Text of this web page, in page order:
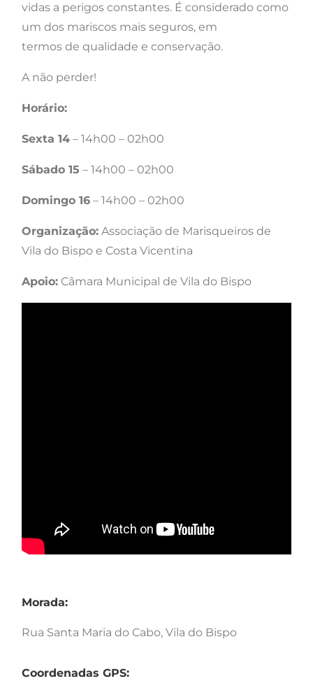
vidas a perigos constantes. É considerado como
um dos mariscos mais seguros, em
termos de qualidade e conservação.
A não perder!
Horário:
Sexta 14 – 14h00 – 02h00
Sábado 15 – 14h00 – 02h00
Domingo 16 – 14h00 – 02h00
Organização: Associação de Marisqueiros de
Vila do Bispo e Costa Vicentina
Apoio: Câmara Municipal de Vila do Bispo
Morada:
Rua Santa Maria do Cabo, Vila do Bispo
Coordenadas GPS: